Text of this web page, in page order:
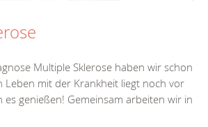
Multiple Sklerose haben wir schon
Leben mit der Krankheit liegt noch vor
es genießen! Gemeinsam arbeiten wir in